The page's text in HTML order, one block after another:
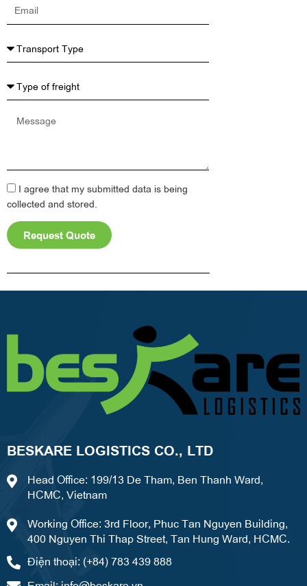
Message
I agree that my submitted data is being
collected and stored.
Request Quote
BESKARE LOGISTICS CO., LTD
Head Office: 199/13 De Tham, Ben Thanh Ward,
HCMC, Vietnam
Working Office: 3rd Floor, Phuc Tan Nguyen Building,
400 Nguyen Thi Thap Street, Tan Hung Ward, HCMC.
Điện thoại: (+84) 783 439 888